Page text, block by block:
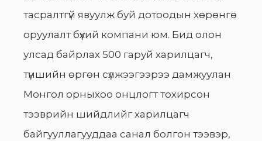
тасралтгүй явуулж буй дотоодын хөрөнгө
оруулалт бүхий компани юм. Бид олон
улсад байрлах 500 гаруй харилцагч,
түншийн өргөн сүлжээгээрээ дамжуулан
Монгол орныхоо онцлогт тохирсон
тээврийн шийдлийг харилцагч
байгууллагууддаа санал болгон тээвэр,